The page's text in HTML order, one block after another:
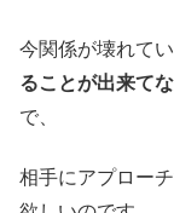
今関係が壊れて
ることが出来て
で、
相手にアプロー